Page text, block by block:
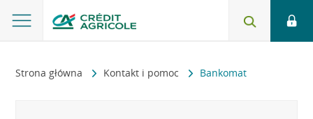
Strona główna Kontakt i pomoc Bankomat